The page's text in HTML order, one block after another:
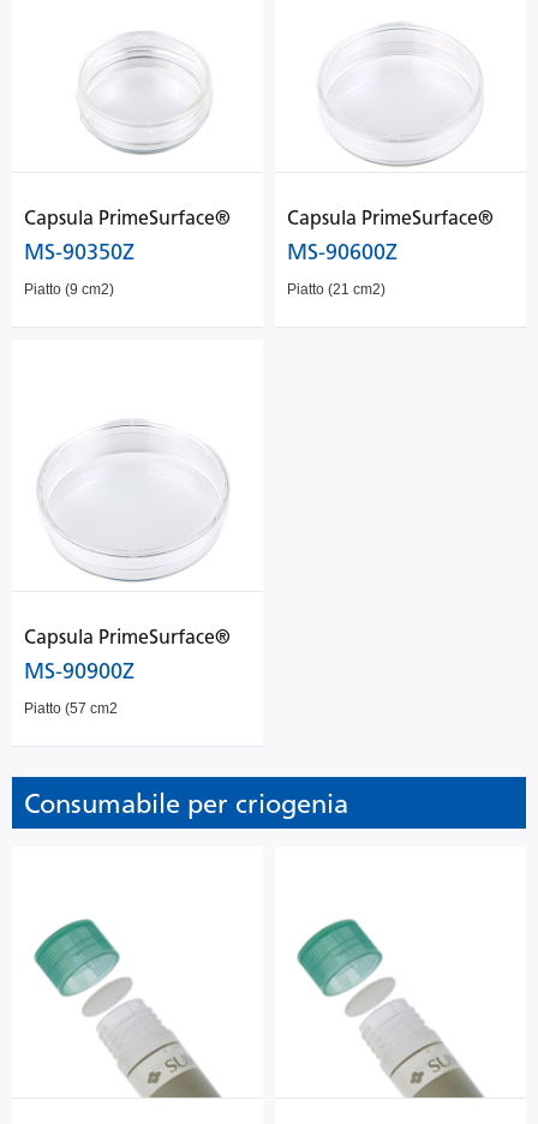
Capsula PrimeSurface®
MS-90350Z
Piatto (9 cm2)
Capsula PrimeSurface®
MS-90600Z
Piatto (21 cm2)
Capsula PrimeSurface®
MS-90900Z
Piatto (57 cm2
Consumabile per criogenia